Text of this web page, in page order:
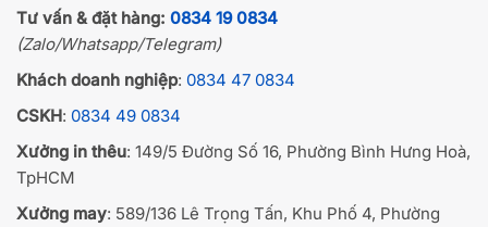
Tư vấn & đặt hàng: 0834 19 0834
(Zalo/Whatsapp/Telegram)
Khách doanh nghiệp: 0834 47 0834
CSKH: 0834 49 0834
Xưởng in thêu: 149/5 Đường Số 16, Phường Bình Hưng Hoà,
TpHCM
Xưởng may: 589/136 Lê Trọng Tấn, Khu Phố 4, Phường